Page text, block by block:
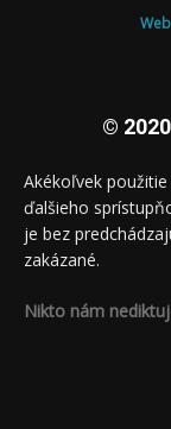
©
Akékoľvek
ďalšieho
je bez
zakázané.
Nikto nám